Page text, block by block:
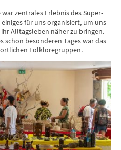
zentrales Erlebnis des Super-
für uns organisiert, um uns
Alltagsleben näher zu bringen.
schon besonderen Tages war das
Folkloregruppen.